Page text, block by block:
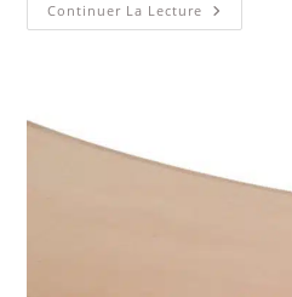
Continuer La Lecture